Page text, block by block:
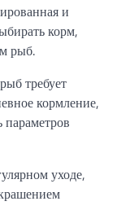
и
корм,
рыб.
требует
кормление,
параметров
уходе,